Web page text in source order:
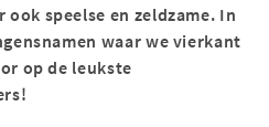
speelse en zeldzame. In
waar we vierkant
op de leukste